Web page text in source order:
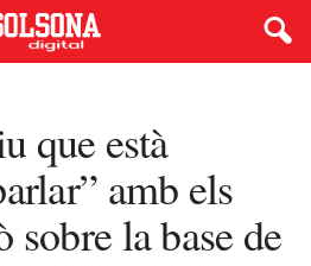
que està
amb els
sobre la base de